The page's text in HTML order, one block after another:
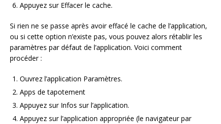
Appuyez sur Effacer le cache.
Si rien ne se passe après avoir effacé le cache de l’application,
ou si cette option n’existe pas, vous pouvez alors rétablir les
paramètres par défaut de l’application. Voici comment
procéder :
Ouvrez l’application Paramètres.
Apps de tapotement
Appuyez sur Infos sur l’application.
Appuyez sur l’application appropriée (le navigateur par